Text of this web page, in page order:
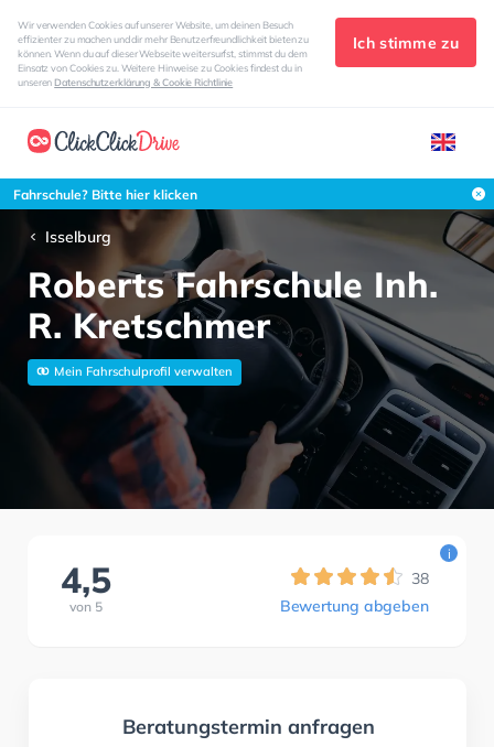
Wir verwenden Cookies auf unserer Website, um deinen Besuch
effizienter zu machen und dir mehr Benutzerfreundlichkeit bieten zu
können. Wenn du auf dieser Webseite weitersurfst, stimmst du dem
Einsatz von Cookies zu. Weitere Hinweise zu Cookies findest du in
unserenDatenschutzerklärung & Cookie Richtlinie
Ich stimme zu
Fahrschule? Bitte hier klicken
Isselburg
Roberts Fahrschule Inh.
R. Kretschmer
Mein Fahrschulprofil verwalten
4,5
von 5
38
Bewertung abgeben
i
Beratungstermin anfragen